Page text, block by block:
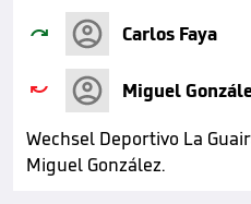
 Carlos Faya

Miguel
Wechsel Deportivo La
Miguel González.